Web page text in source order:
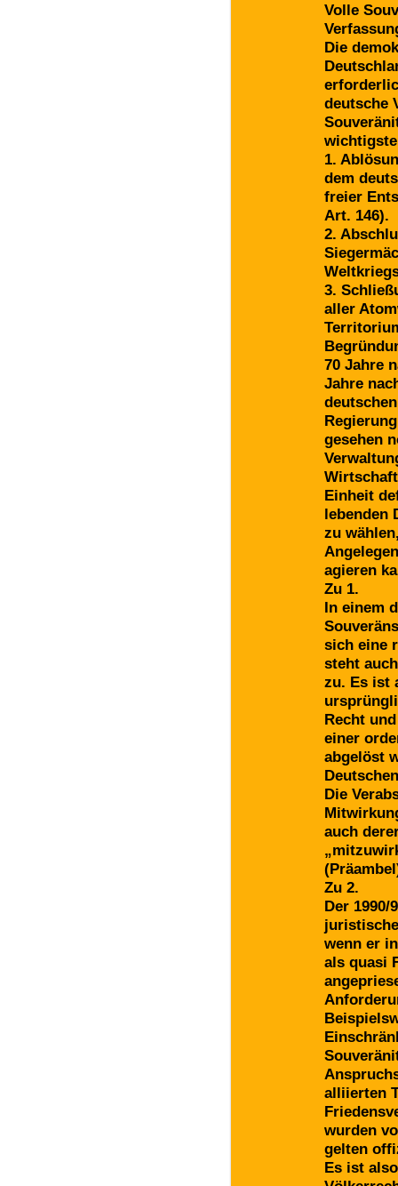
Volle
Die
deutsche
1.
dem
freier
Art. 146).
2.
3.
aller
70 Jahre
Jahre
gesehen
Einheit
lebenden
zu
agieren
Zu 1.
In einem
sich eine
steht
zu. Es ist
Recht
einer
abgelöst
Die
auch
Zu 2.
Der
wenn er
als quasi
alliierten
wurden
gelten
Es ist